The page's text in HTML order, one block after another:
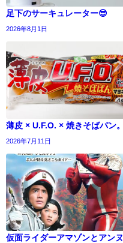
足下のサーキュレーター😎
2026年8月1日
薄皮 × U.F.O. × 焼きそばパン。
2026年7月11日
仮面ライダーアマゾンとアンヌ